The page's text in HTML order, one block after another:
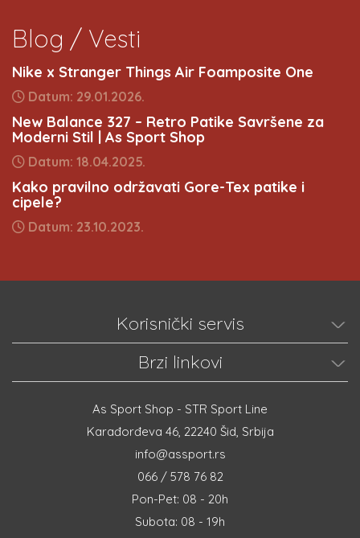
Blog / Vesti
Nike x Stranger Things Air Foamposite One
Datum: 29.01.2026.
New Balance 327 – Retro Patike Savršene za
Moderni Stil | As Sport Shop
Datum: 18.04.2025.
Kako pravilno održavati Gore-Tex patike i
cipele?
Datum: 23.10.2023.
Korisnički servis
Brzi linkovi
As Sport Shop - STR Sport Line
Karađorđeva 46, 22240 Šid, Srbija
info@assport.rs
066 / 578 76 82
Pon-Pet: 08 - 20h
Subota: 08 - 19h